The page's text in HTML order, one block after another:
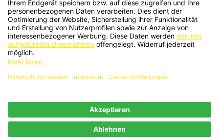
VOTRE COMPTE 
INFORMATIONS